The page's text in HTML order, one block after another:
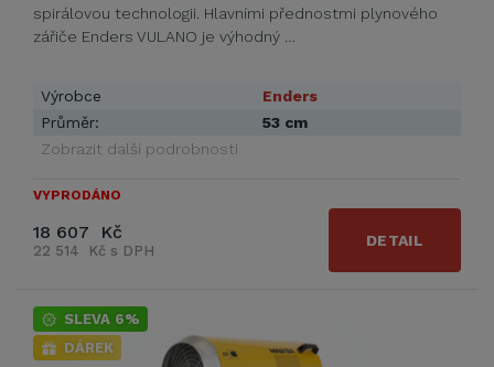
spirálovou technologii. Hlavními přednostmi plynového
zářiče Enders VULANO je výhodný …
Výrobce
Enders
Průměr:
53 cm
Zobrazit další podrobnosti
VYPRODÁNO
18 607 Kč
22 514 Kč s DPH
DETAIL
SLEVA 6%
DÁREK